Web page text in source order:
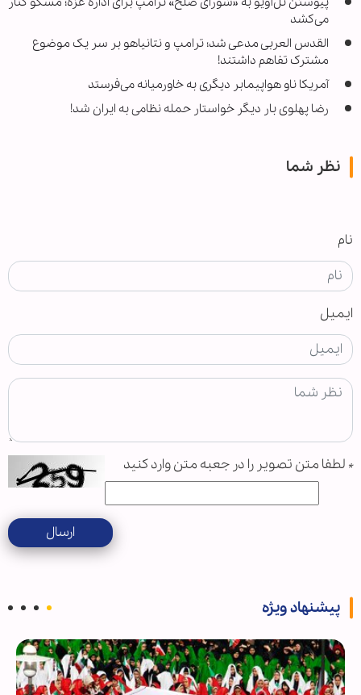
می‌کشد
القدس العربی مدعی شد؛ ترامپ و نتانیاهو بر سر یک موضوع
مشترک تفاهم داشتند!
آمریکا ناو هواپیمابر دیگری به خاورمیانه می‌فرستد
رضا پهلوی بار دیگر خواستار حمله نظامی به ایران شد!
نظر شما
نام
ایمیل
* لطفا متن تصویر را در جعبه متن وارد کنید
ارسال
پیشنهاد ویژه